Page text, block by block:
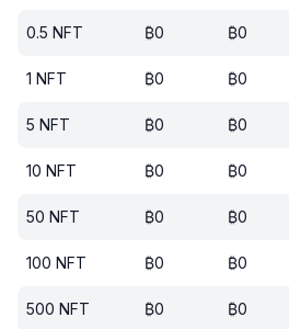
0.5 NFT ₿0 ₿0
1 NFT ₿0 ₿0
5 NFT ₿0 ₿0
10 NFT ₿0 ₿0
50 NFT ₿0 ₿0
100 NFT ₿0 ₿0
500 NFT ₿0 ₿0